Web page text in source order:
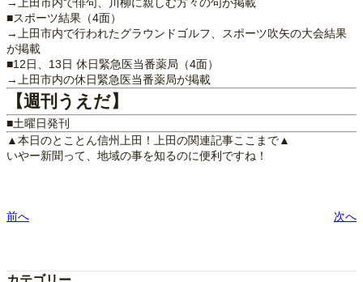
■スポーツ結果（4面）
→上田市内で行われたグラウンドゴルフ、スポーツ吹矢の大会結果
が掲載
■12日、13日 休日緊急医当番薬局（4面）
→上田市内の休日緊急医当番薬局が掲載
【週刊うえだ】
■土曜日発刊
▲本日のとことん信州上田！上田の関連記事ここまで▲
いやー新聞って、地域の事を知るのに便利ですね！
前へ 次へ